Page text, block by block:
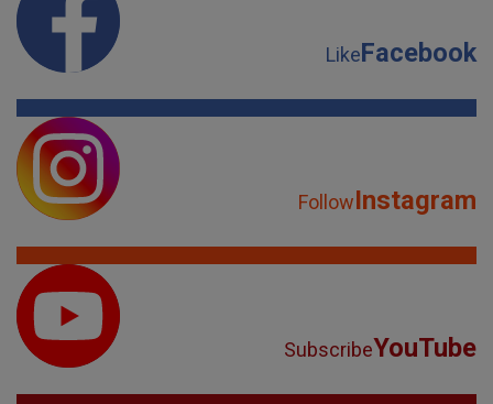
LikeFacebook
FollowInstagram
SubscribeYouTube